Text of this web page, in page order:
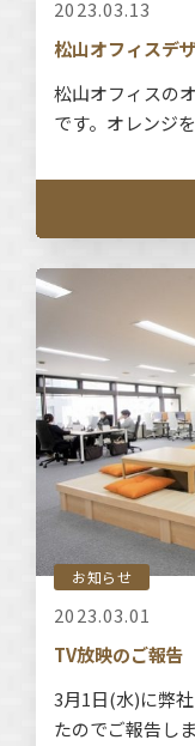
2023.03.13
松山オフィスデ
松山オフィスの
です。オレンジ
お知らせ
2023.03.01
TV放映のご報告
3月1日(水)に弊
たのでご報告しま